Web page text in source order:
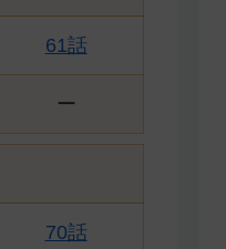
61話
ー
70話